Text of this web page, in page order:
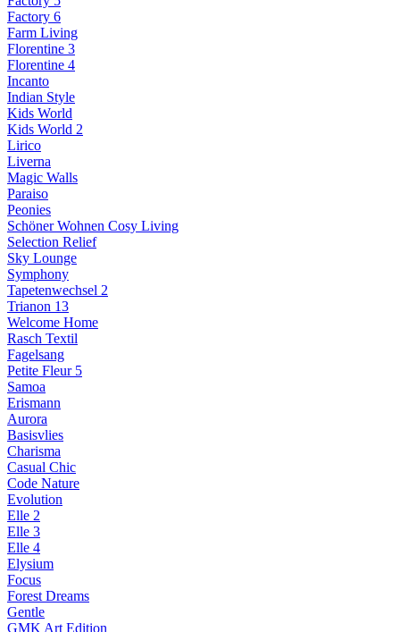
Factory 6
Farm Living
Florentine 3
Florentine 4
Incanto
Indian Style
Kids World
Kids World 2
Lirico
Liverna
Magic Walls
Paraiso
Peonies
Schöner Wohnen Cosy Living
Selection Relief
Sky Lounge
Symphony
Tapetenwechsel 2
Trianon 13
Welcome Home
Rasch Textil
Fagelsang
Petite Fleur 5
Samoa
Erismann
Aurora
Basisvlies
Charisma
Casual Chic
Code Nature
Evolution
Elle 2
Elle 3
Elle 4
Elysium
Focus
Forest Dreams
Gentle
GMK Art Edition